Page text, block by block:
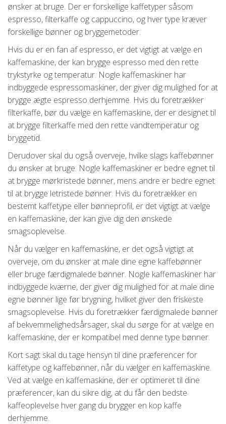
ønsker at bruge. Der er forskellige kaffetyper såsom
espresso, filterkaffe og cappuccino, og hver type kræver
forskellige bønner og bryggemetoder.
Hvis du er en fan af espresso, er det vigtigt at vælge en
kaffemaskine, der kan brygge espresso med den rette
trykstyrke og temperatur. Nogle kaffemaskiner har
indbyggede espressomaskiner, der giver dig mulighed for at
brygge ægte espresso derhjemme. Hvis du foretrækker
filterkaffe, bør du vælge en kaffemaskine, der er designet til
at brygge filterkaffe med den rette vandtemperatur og
bryggetid.
Derudover skal du også overveje, hvilke slags kaffebønner
du ønsker at bruge. Nogle kaffemaskiner er bedre egnet til
at brygge mørkristede bønner, mens andre er bedre egnet
til at brygge letristede bønner. Hvis du foretrækker en
bestemt kaffetype eller bønneprofil, er det vigtigt at vælge
en kaffemaskine, der kan give dig den ønskede
smagsoplevelse.
Når du vælger en kaffemaskine, er det også vigtigt at
overveje, om du ønsker at male dine egne kaffebønner
eller bruge færdigmalede bønner. Nogle kaffemaskiner har
indbyggede kværne, der giver dig mulighed for at male dine
egne bønner lige før brygning, hvilket giver den friskeste
smagsoplevelse. Hvis du foretrækker færdigmalede bønner
af bekvemmelighedsårsager, skal du sørge for at vælge en
kaffemaskine, der er kompatibel med denne type bønner.
Kort sagt skal du tage hensyn til dine præferencer for
kaffetype og kaffebønner, når du vælger en kaffemaskine.
Ved at vælge en kaffemaskine, der er optimeret til dine
præferencer, kan du sikre dig, at du får den bedste
kaffeoplevelse hver gang du brygger en kop kaffe
derhjemme.